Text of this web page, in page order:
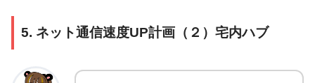
5. ネット通信速度UP計画（２）宅内ハブ